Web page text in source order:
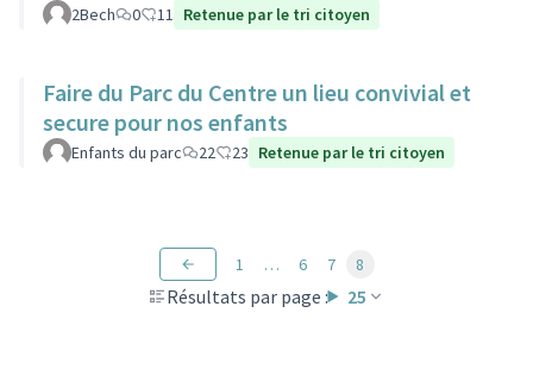
2Bech 0 11 Retenue par le tri citoyen
Faire du Parc du Centre un lieu convivial et
secure pour nos enfants
Enfants du parc 22 23 Retenue par le tri citoyen
Résultats par page : 25
1 … 6 7 8